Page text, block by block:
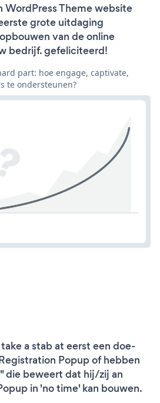
WordPress Theme website
grote uitdaging
van de online
bedrijf. gefeliciteerd!
part: hoe engage, captivate,
te ondersteunen?
a stab at eerst een doe-
Popup of hebben
die beweert dat hij/zij an
in 'no time' kan bouwen.